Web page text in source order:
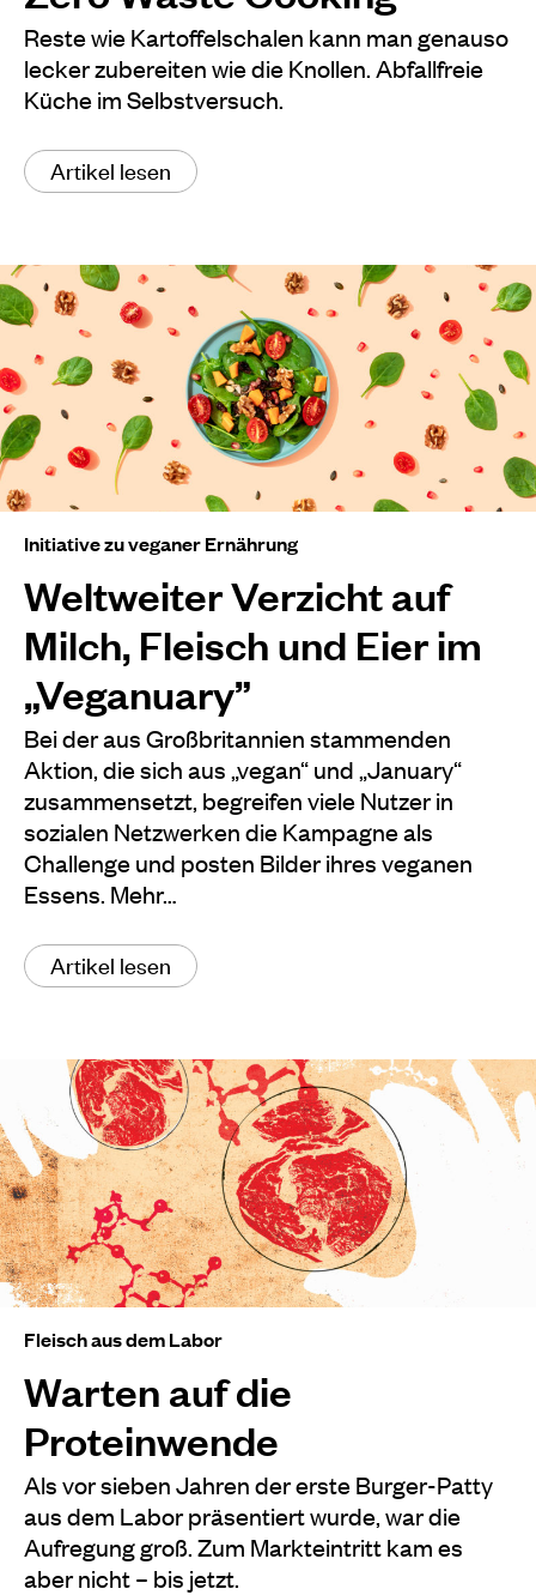
Reste wie Kartoffelschalen kann man genauso
lecker zubereiten wie die Knollen. Abfallfreie
Küche im Selbstversuch.
Artikel lesen
Initiative zu veganer Ernährung
Weltweiter Verzicht auf
Milch, Fleisch und Eier im
„Veganuary”
Bei der aus Großbritannien stammenden
Aktion, die sich aus „vegan“ und „January“
zusammensetzt, begreifen viele Nutzer in
sozialen Netzwerken die Kampagne als
Challenge und posten Bilder ihres veganen
Essens. Mehr…
Artikel lesen
Fleisch aus dem Labor
Warten auf die
Proteinwende
Als vor sieben Jahren der erste Burger-Patty
aus dem Labor präsentiert wurde, war die
Aufregung groß. Zum Markteintritt kam es
aber nicht – bis jetzt.